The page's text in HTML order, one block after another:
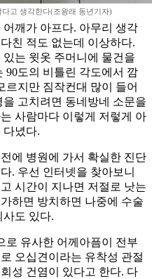
고 생각한다(조왕래 동년기자)
깨가 아프다. 아무리 생각
친 적도 없는데 이상하다.
는 윗옷 주머니에 물건을
90도의 비틀린 각도에서 깜
르지만 짐작컨대 많이 들어
고치려면 동네방네 소문을
사람마다 이렇게 저렇게 아
다녔다.
에 병원에 가서 확실한 진단
. 우선 인터넷을 찾아보니
시간이 지나면 저절로 낫는
하면 방치하면 나중에 수술
사도 있다.
로 유사한 어께아픔이 전부
오십견이라는 유착성 관절
성 건염이 있다고 한다. 다